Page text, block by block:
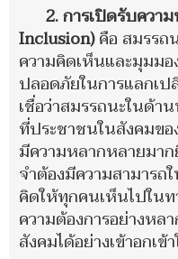
2.การเปิดรับควา
Inclusion)คือ สมรรถ
ความคิดเห็นและมุมมอ
ปลอดภัยในการแลกเ
เชื่อว่าสมรรถนะในด้
ที่ประชาชนในสังคมขอ
มีความหลากหลายมา
จำต้องมีความสามารถ
คิดให้ทุกคนเห็นไปใน
ความต้องการอย่างหล
สังคมได้อย่างเข้าอกเ